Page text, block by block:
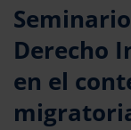
Derecho
en el